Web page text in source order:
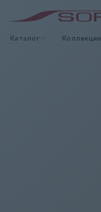
Каталог Коллекции